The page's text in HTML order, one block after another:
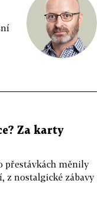
Za karty
přestávkách měnily
z nostalgické zábavy